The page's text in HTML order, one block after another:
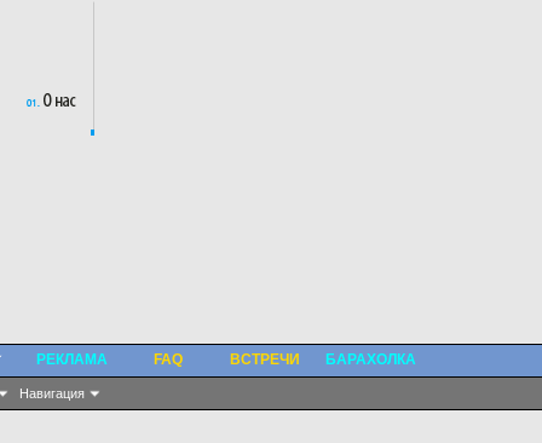
Навигация
РЕКЛАМА FAQ ВСТРЕЧИ БАРАХОЛКА